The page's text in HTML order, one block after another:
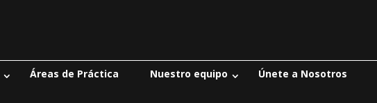
Áreas de Práctica Nuestro equipo Únete a Nosotros